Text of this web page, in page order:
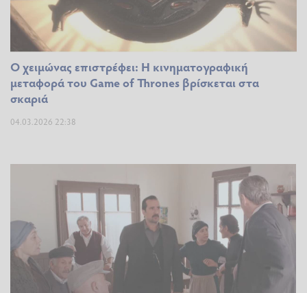
Ο χειμώνας επιστρέφει: Η κινηματογραφική
μεταφορά του Game of Thrones βρίσκεται στα
σκαριά
04.03.2026 22:38